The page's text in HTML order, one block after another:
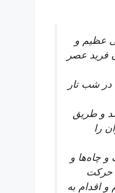
عظیم و
فرید عصر
در شب تار
و طریق
را
چاه‌ها و
حرکت
اقدام به